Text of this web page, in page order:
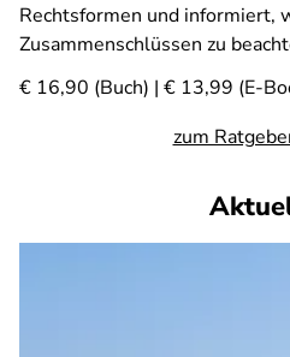
Rechtsformen und informiert,
Zusammenschlüssen zu
€ 16,90 (Buch) | € 13,99 (E-
zum